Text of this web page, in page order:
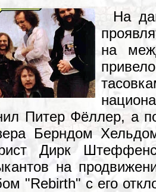
На
на
Питер Фёллер, а
Берндом
Дирк
на
"Rebirth" с его